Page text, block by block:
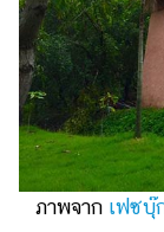
ภาพจาก เฟซบุ๊